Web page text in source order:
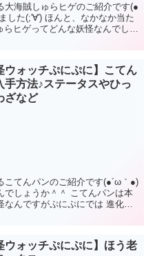
海賊しゅらヒゲのご紹介です(●
した(;'∀') ほんと、なかなか当た
ヒゲってどんな妖怪なんでしょ
ウォッチぷにぷに】こてん
手方法♪ステータスやひっ
ざなど
こてんパンのご紹介です(●´ω｀●)
でしょうか＾＾ こてんパンは本
んですがぷにぷにでは 進化は
ウォッチぷにぷに】ほう老